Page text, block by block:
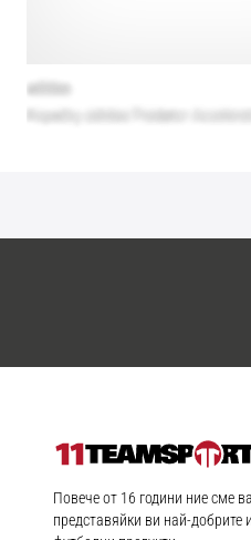
11teamsports.bg
Повече от 16 години ние сме
представяйки ви най-добрите